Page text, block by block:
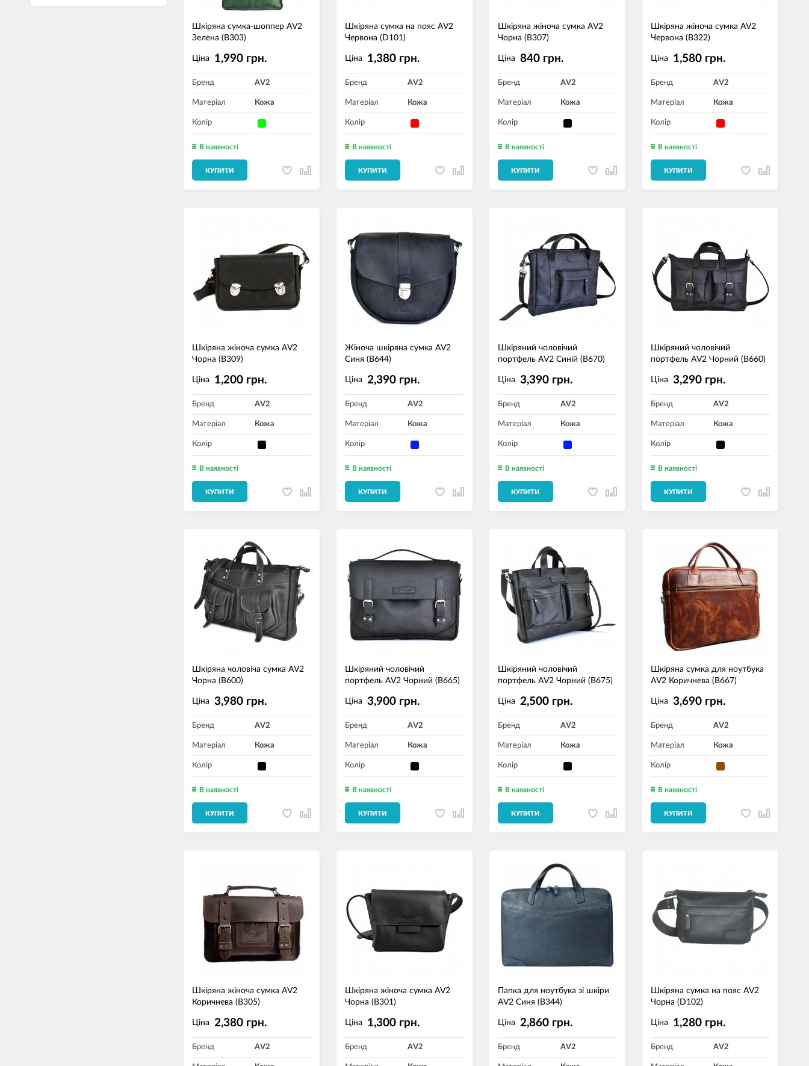
Шкіряна сумка-шоппер AV2
Зелена (B303)
Ціна 1,990 грн.
Бренд AV2
Матеріал Кожа
Колір
В наявності
КУПИТИ
Шкіряна сумка на пояс AV2
Червона (D101)
Ціна 1,380 грн.
Бренд AV2
Матеріал Кожа
Колір
В наявності
КУПИТИ
Шкіряна жіноча сумка AV2
Чорна (B307)
Ціна 840 грн.
Бренд AV2
Матеріал Кожа
Колір
В наявності
КУПИТИ
Шкіряна жіноча сумка AV2
Червона (B322)
Ціна 1,580 грн.
Бренд AV2
Матеріал Кожа
Колір
В наявності
КУПИТИ
Шкіряна жіноча сумка AV2
Чорна (B309)
Ціна 1,200 грн.
Бренд AV2
Матеріал Кожа
Колір
В наявності
КУПИТИ
Жіноча шкіряна сумка AV2
Синя (B644)
Ціна 2,390 грн.
Бренд AV2
Матеріал Кожа
Колір
В наявності
КУПИТИ
Шкіряний чоловічий
портфель AV2 Синій (B670)
Ціна 3,390 грн.
Бренд AV2
Матеріал Кожа
Колір
В наявності
КУПИТИ
Шкіряний чоловічий
портфель AV2 Чорний (B660)
Ціна 3,290 грн.
Бренд AV2
Матеріал Кожа
Колір
В наявності
КУПИТИ
Шкіряна чоловіча сумка AV2
Чорна (B600)
Ціна 3,980 грн.
Бренд AV2
Матеріал Кожа
Колір
В наявності
КУПИТИ
Шкіряний чоловічий
портфель AV2 Чорний (B665)
Ціна 3,900 грн.
Бренд AV2
Матеріал Кожа
Колір
В наявності
КУПИТИ
Шкіряний чоловічий
портфель AV2 Чорний (B675)
Ціна 2,500 грн.
Бренд AV2
Матеріал Кожа
Колір
В наявності
КУПИТИ
Шкіряна сумка для ноутбука
AV2 Коричнева (B667)
Ціна 3,690 грн.
Бренд AV2
Матеріал Кожа
Колір
В наявності
КУПИТИ
Шкіряна жіноча сумка AV2
Коричнева (B305)
Ціна 2,380 грн.
Бренд AV2
Шкіряна жіноча сумка AV2
Чорна (B301)
Ціна 1,300 грн.
Бренд AV2
Папка для ноутбука зі шкіри
AV2 Синя (B344)
Ціна 2,860 грн.
Бренд AV2
Шкіряна сумка на пояс AV2
Чорна (D102)
Ціна 1,280 грн.
Бренд AV2